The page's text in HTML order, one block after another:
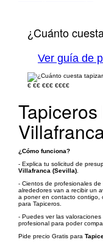
¿Cuánto
Ver guía de
€ €€ €€€ €€€€
¿Cómo funciona?
- Explica tu solicitud de
Villafranca (Sevilla)
- Cientos de profesionales
alrededores van a recibir un
a poner en contacto contigo,
para Tapiceros.
- Puedes ver las
profesional para poder
Pide precio Gratis para